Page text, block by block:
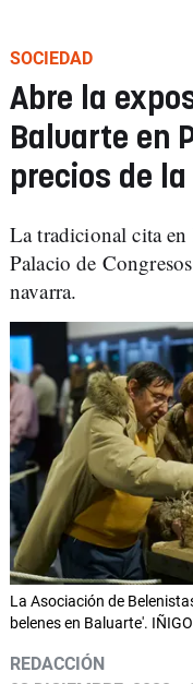
SOCIEDAD
Abre la
Baluarte en
precios de
La tradicional cita en
Palacio de
navarra.
La Asociación de
belenes en Baluarte'.
REDACCIÓN